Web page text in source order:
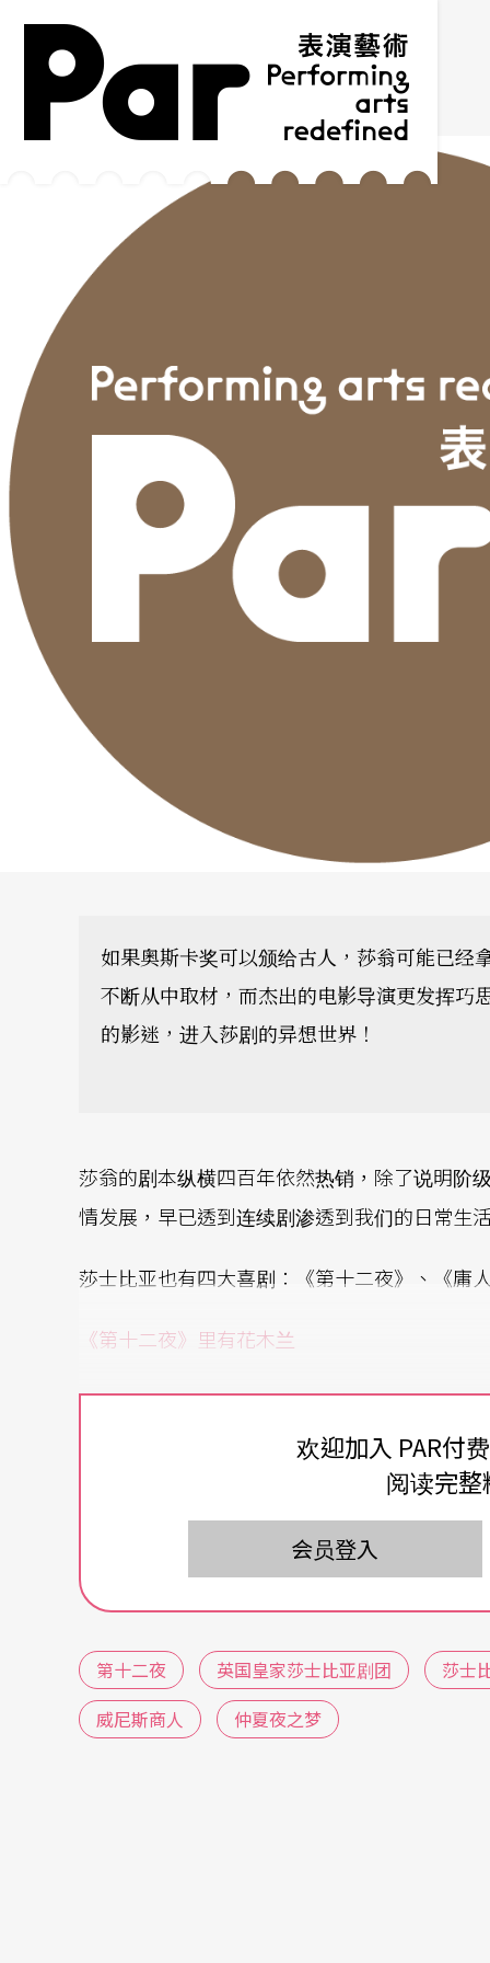
跳到主要内容区块
网站导览
如果奥斯卡奖可以颁给古人，莎翁可能已经
不断从中取材，而杰出的电影导演更发挥巧
的影迷，进入莎剧的异想世界！
莎翁的剧本纵横四百年依然热销，除了说明阶
情发展，早已透到连续剧渗透到我们的日常生
莎士比亚也有四大喜剧：《第十二夜》、《庸
《第十二夜》里有花木兰
中国有旧历年的新年假期，西方人在耶诞节有
第十二天，一月六日的晚上，也是假期的最后
What you will
的事件都不需要合理的解释，来为这出戏压轴
由《水瓶座女孩》女星亚曼达．拜恩主演的《
现代校园版，她女扮男装乔装双胞胎哥哥，
友，同时也担任他的狗头军师，帮他追他喜欢
伤的恋情等到她双胞胎哥哥回来后就获得解套
的结局。
欢迎加入 PAR付
阅读完整
会员登入
第十二夜 英国皇家莎士比亚剧团 莎士
威尼斯商人
仲夏夜之梦